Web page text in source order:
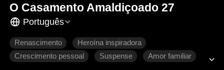
O Casamento Amaldiçoado 27
Português
Renascimento
Heroína inspiradora
Crescimento pessoal
Suspense Amor familiar